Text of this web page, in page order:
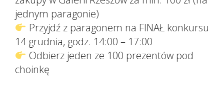
jednym paragonie)
Przyjdź z paragonem na FINAŁ konkursu
14 grudnia, godz. 14:00 – 17:00
Odbierz jeden ze 100 prezentów pod
choinkę